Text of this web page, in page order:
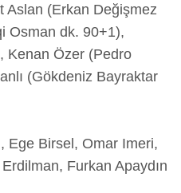
Aslan (Erkan Değişmez
Osman dk. 90+1),
Kenan Özer (Pedro
(Gökdeniz Bayraktar
Ege Birsel, Omar Imeri,
Furkan Apaydın